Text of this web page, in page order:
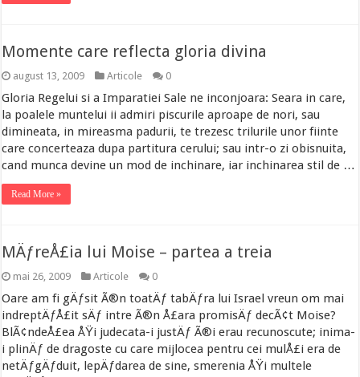
Momente care reflecta gloria divina
august 13, 2009 Articole 0
Gloria Regelui si a Imparatiei Sale ne inconjoara: Seara in care,
la poalele muntelui ii admiri piscurile aproape de nori, sau
dimineata, in mireasma padurii, te trezesc trilurile unor fiinte
care concerteaza dupa partitura cerului; sau intr-o zi obisnuita,
cand munca devine un mod de inchinare, iar inchinarea stil de …
Read More »
MÄƒreÅ£ia lui Moise – partea a treia
mai 26, 2009 Articole 0
Oare am fi gÄƒsit Ã®n toatÄƒ tabÄƒra lui Israel vreun om mai
indreptÄƒÅ£it sÄƒ intre Ã®n Å£ara promisÄƒ decÃ¢t Moise?
BlÃ¢ndeÅ£ea ÅŸi judecata-i justÄƒ Ã®i erau recunoscute; inima-
i plinÄƒ de dragoste cu care mijlocea pentru cei mulÅ£i era de
netÄƒgÄƒduit, lepÄƒdarea de sine, smerenia ÅŸi multele